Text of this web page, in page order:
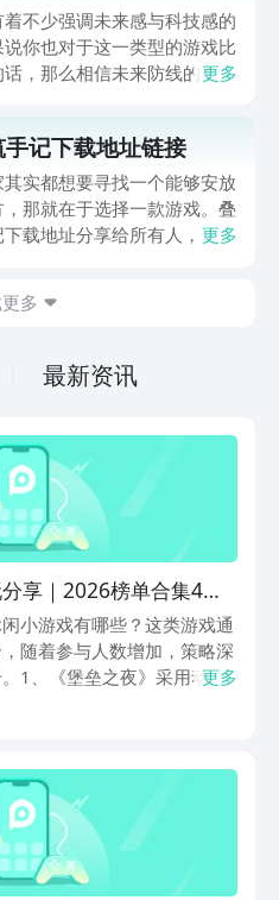
不少强调未来感与科技感的
你也对于这一类型的游戏比
，那么相信未来防线的名字
近这款游戏的热度非常之
进前卫的背景设定，还是紧
斗玩法，都吸引着不少同学的
也想要提前进行预约，方便
更多
记下载地址链接
实都想要寻找一个能够安放
那就在于选择一款游戏。叠
载地址分享给所有人，这一
家想要下载这款游戏，其实方
乐趣吧。
更多
多
最新资讯
享｜2026榜单合集4多
小游戏有哪些？这类游戏通
随着参与人数增加，策略深
1、《堡垒之夜》采用动态
、地形结构及资源点分布均
更多